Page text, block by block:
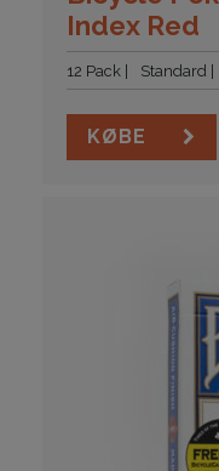
Index Red
12 Pack Standard
KØBE